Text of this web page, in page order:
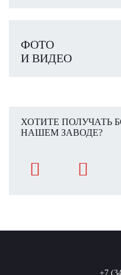
ФОТО
И ВИДЕО
ХОТИТЕ ПОЛУЧАТЬ
НАШЕМ ЗАВОДЕ?
+7